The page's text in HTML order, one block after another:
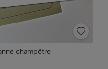
champêtre